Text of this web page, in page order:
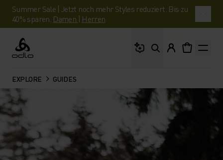
Summer Sale | Jetzt noch mehr Styles reduziert. Bis zu
40% sparen. Damen | Herren
Odlo
EXPLORE GUIDES